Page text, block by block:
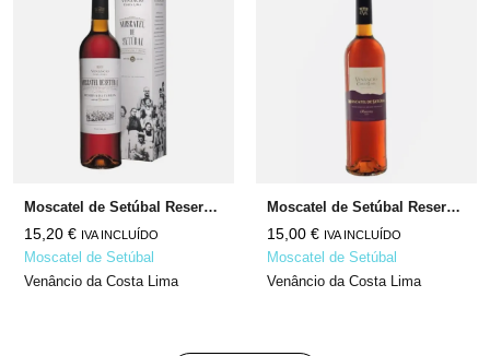
Moscatel de Setúbal Reserva da Família 5 Anos
15,20 € IVA INCLUÍDO
Moscatel de Setúbal
Venâncio da Costa Lima
Moscatel de Setúbal Reserva 2010
15,00 € IVA INCLUÍDO
Moscatel de Setúbal
Venâncio da Costa Lima